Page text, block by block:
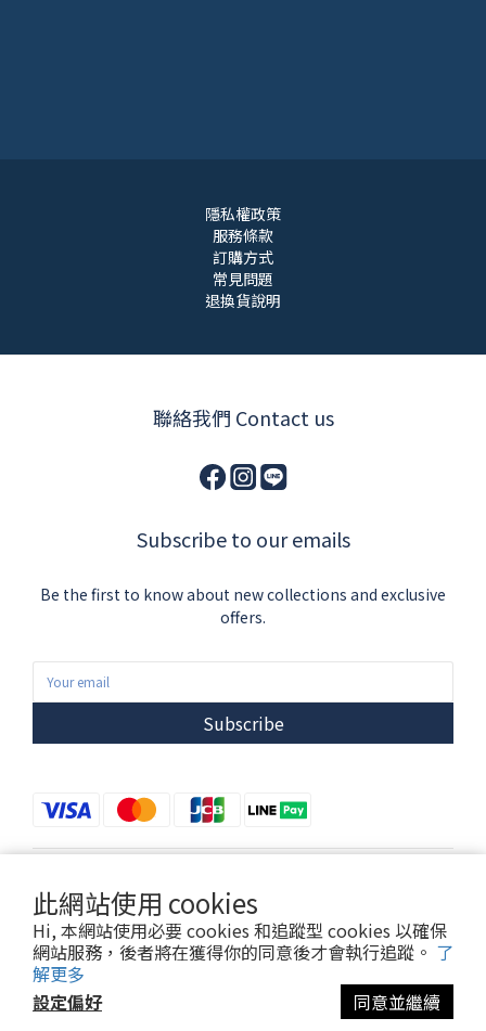
此網站使用 cookies
Hi, 本網站使用必要 cookies 和追蹤型 cookies 以確保
網站服務，後者將在獲得你的同意後才會執行追蹤。 了
解更多
設定偏好
同意並繼續
隱私權政策
服務條款
訂購方式
常見問題
退換貨說明
聯絡我們 Contact us
Subscribe to our emails
Be the first to know about new collections and exclusive
offers.
Subscribe
$ TWD 繁體中文
Copyright © 2026 凝視．咖啡 Gaze Cafe | 萬華自家烘焙，龍山寺下午茶，西門單品